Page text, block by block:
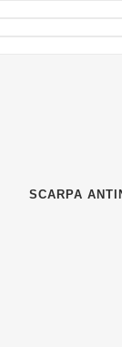
SCARPA